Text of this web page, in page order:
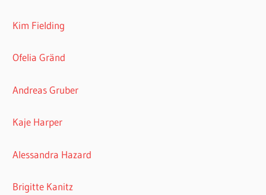
Kim Fielding
Ofelia Gränd
Andreas Gruber
Kaje Harper
Alessandra Hazard
Brigitte Kanitz